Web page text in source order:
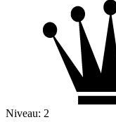
Niveau: 2